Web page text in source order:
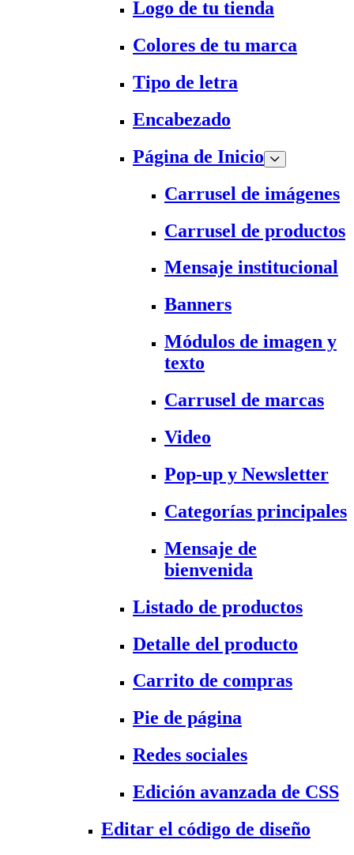
Logo de tu tienda
Colores de tu marca
Tipo de letra
Encabezado
Página de Inicio
Carrusel de imágenes
Carrusel de productos
Mensaje institucional
Banners
Módulos de imagen y
texto
Carrusel de marcas
Video
Pop-up y Newsletter
Categorías principales
Mensaje de
bienvenida
Listado de productos
Detalle del producto
Carrito de compras
Pie de página
Redes sociales
Edición avanzada de CSS
Editar el código de diseño